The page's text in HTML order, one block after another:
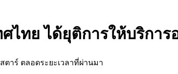
ไทย ได้ยุติการให้บริการ
าร์ ตลอดระยะเวลาที่ผ่านมา